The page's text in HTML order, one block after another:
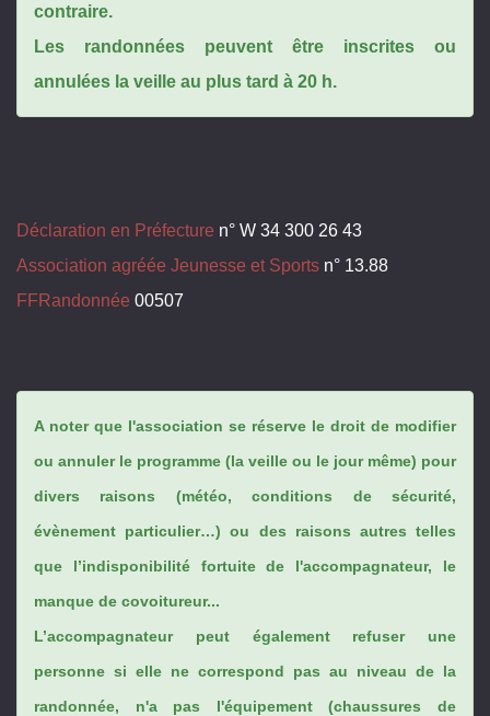
contraire.
Les randonnées peuvent être inscrites ou
annulées la veille au plus tard à 20 h.
Déclaration en Préfecture n° W 34 300 26 43
Association agréée Jeunesse et Sports n° 13.88
FFRandonnée 00507
A noter que l'association se réserve le droit de modifier
ou annuler le programme (la veille ou le jour même) pour
divers raisons (météo, conditions de sécurité,
évènement particulier…) ou des raisons autres telles
que l’indisponibilité fortuite de l'accompagnateur, le
manque de covoitureur...
L’accompagnateur peut également refuser une
personne si elle ne correspond pas au niveau de la
randonnée, n'a pas l'équipement (chaussures de